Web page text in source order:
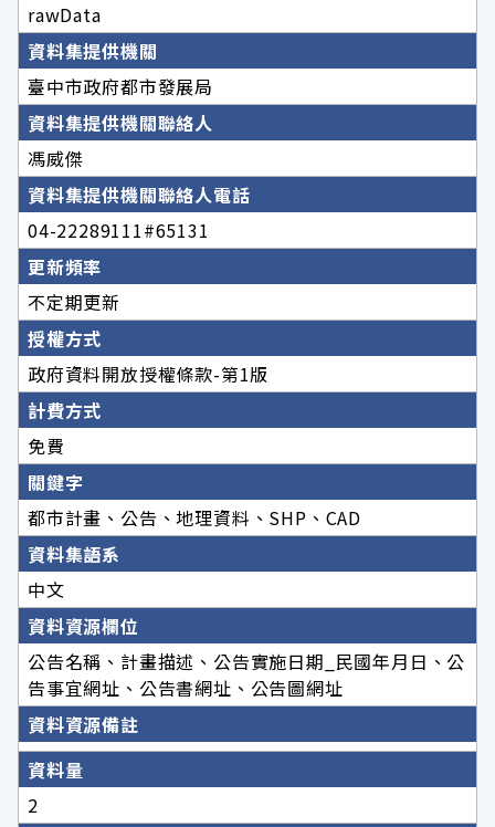
rawData
資料集提供機關
臺中市政府都市發展局
資料集提供機關聯絡人
馮威傑
資料集提供機關聯絡人電話
04-22289111#65131
更新頻率
不定期更新
授權方式
政府資料開放授權條款-第1版
計費方式
免費
關鍵字
都市計畫、公告、地理資料、SHP、CAD
資料集語系
中文
資料資源欄位
公告名稱、計畫描述、公告實施日期_民國年月日、公
告事宜網址、公告書網址、公告圖網址
資料資源備註
資料量
2